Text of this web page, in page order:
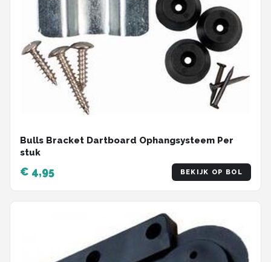
Bulls Bracket Dartboard Ophangsysteem Per
stuk
€ 4,95 BEKIJK OP BOL